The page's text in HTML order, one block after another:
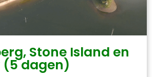
Stone Island en
(5 dagen)